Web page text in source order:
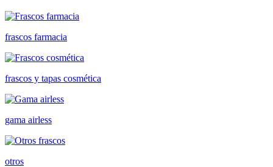
frascos farmacia
frascos y tapas cosmética
gama airless
otros